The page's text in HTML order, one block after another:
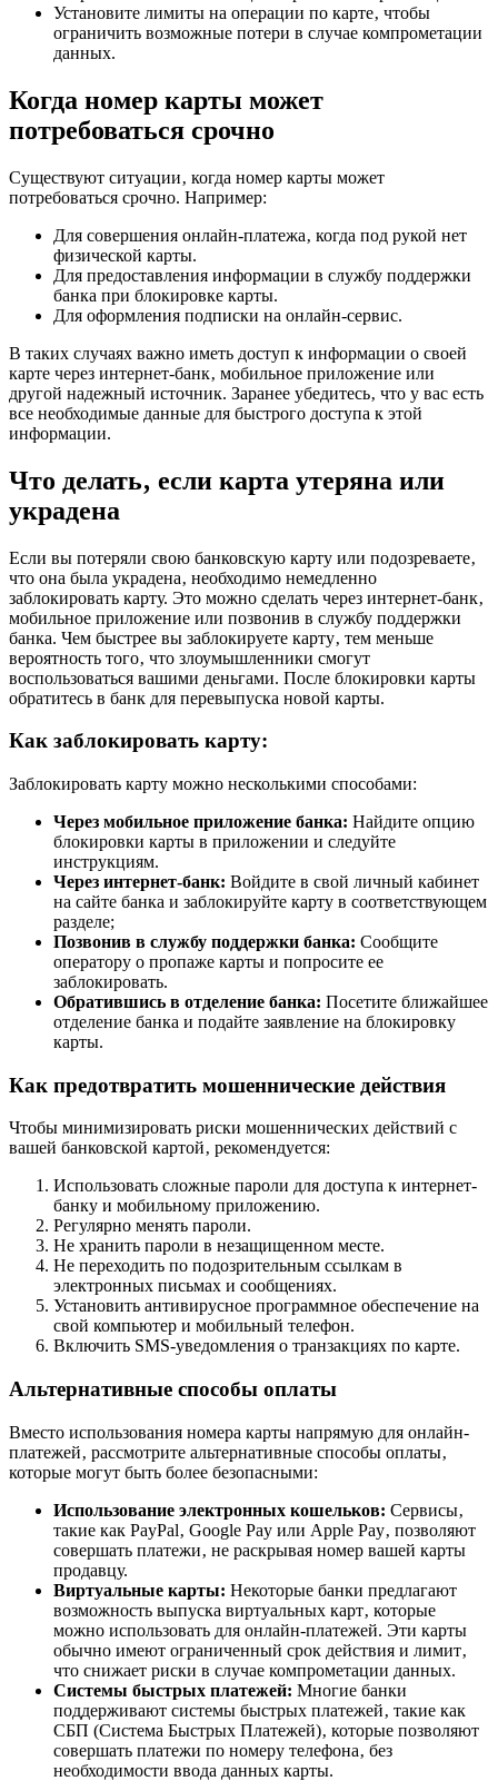
Установите лимиты на операции по карте‚ чтобы
ограничить возможные потери в случае компрометации
данных.
Когда номер карты может
потребоваться срочно
Существуют ситуации‚ когда номер карты может
потребоваться срочно. Например:
Для совершения онлайн-платежа‚ когда под рукой нет
физической карты.
Для предоставления информации в службу поддержки
банка при блокировке карты.
Для оформления подписки на онлайн-сервис.
В таких случаях важно иметь доступ к информации о своей
карте через интернет-банк‚ мобильное приложение или
другой надежный источник. Заранее убедитесь‚ что у вас есть
все необходимые данные для быстрого доступа к этой
информации.
Что делать‚ если карта утеряна или
украдена
Если вы потеряли свою банковскую карту или подозреваете‚
что она была украдена‚ необходимо немедленно
заблокировать карту. Это можно сделать через интернет-банк‚
мобильное приложение или позвонив в службу поддержки
банка. Чем быстрее вы заблокируете карту‚ тем меньше
вероятность того‚ что злоумышленники смогут
воспользоваться вашими деньгами. После блокировки карты
обратитесь в банк для перевыпуска новой карты.
Как заблокировать карту:
Заблокировать карту можно несколькими способами:
Через мобильное приложение банка: Найдите опцию
блокировки карты в приложении и следуйте
инструкциям.
Через интернет-банк: Войдите в свой личный кабинет
на сайте банка и заблокируйте карту в соответствующем
разделе;
Позвонив в службу поддержки банка: Сообщите
оператору о пропаже карты и попросите ее
заблокировать.
Обратившись в отделение банка: Посетите ближайшее
отделение банка и подайте заявление на блокировку
карты.
Как предотвратить мошеннические действия
Чтобы минимизировать риски мошеннических действий с
вашей банковской картой‚ рекомендуется:
Использовать сложные пароли для доступа к интернет-
банку и мобильному приложению.
Регулярно менять пароли.
Не хранить пароли в незащищенном месте.
Не переходить по подозрительным ссылкам в
электронных письмах и сообщениях.
Установить антивирусное программное обеспечение на
свой компьютер и мобильный телефон.
Включить SMS-уведомления о транзакциях по карте.
Альтернативные способы оплаты
Вместо использования номера карты напрямую для онлайн-
платежей‚ рассмотрите альтернативные способы оплаты‚
которые могут быть более безопасными:
Использование электронных кошельков: Сервисы‚
такие как PayPal‚ Google Pay или Apple Pay‚ позволяют
совершать платежи‚ не раскрывая номер вашей карты
продавцу.
Виртуальные карты: Некоторые банки предлагают
возможность выпуска виртуальных карт‚ которые
можно использовать для онлайн-платежей. Эти карты
обычно имеют ограниченный срок действия и лимит‚
что снижает риски в случае компрометации данных.
Системы быстрых платежей: Многие банки
поддерживают системы быстрых платежей‚ такие как
СБП (Система Быстрых Платежей)‚ которые позволяют
совершать платежи по номеру телефона‚ без
необходимости ввода данных карты.